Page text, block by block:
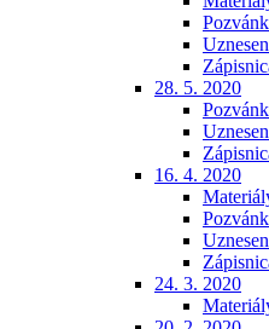
28. 5. 2020
16. 4. 2020
24. 3. 2020